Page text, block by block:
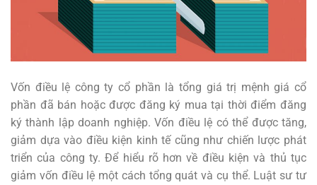
Vốn điều lệ công ty cổ phần là tổng giá trị mệnh giá cổ
phần đã bán hoặc được đăng ký mua tại thời điểm đăng
ký thành lập doanh nghiệp. Vốn điều lệ có thể được tăng,
giảm dựa vào điều kiện kinh tế cũng như chiến lược phát
triển của công ty. Để hiểu rõ hơn về điều kiện và thủ tục
giảm vốn điều lệ một cách tổng quát và cụ thể. Luật sư tư